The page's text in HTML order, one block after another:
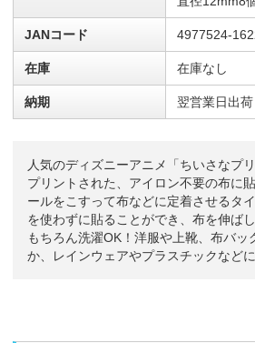
JANコード 4977524-
在庫 在庫なし
納期 翌営業日出荷
人気のディズニーアニメ「ちいさなプ
プリントされた、アイロン不要の布に
ールをこすって布などに定着させるタ
を使わずに貼ることができ、布を伸ば
もちろん洗濯OK！洋服や上靴、布バッ
か、レインウェアやプラスチックなどに